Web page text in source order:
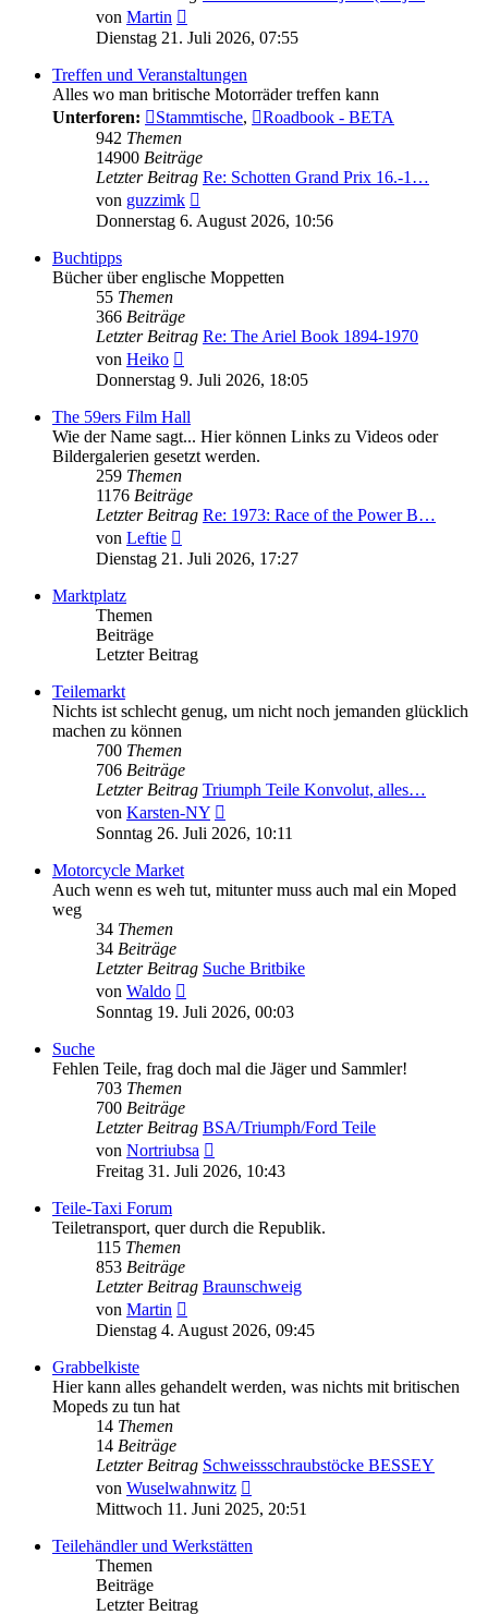
von Martin
Beitrag
Dienstag 21. Juli 2026, 07:55
Treffen und Veranstaltungen
Alles wo man britische Motorräder treffen kann
Unterforen:
Stammtische,
Roadbook - BETA
942 Themen
14900 Beiträge
Letzter Beitrag Re: Schotten Grand Prix 16.-1…
von guzzimk
Beitrag
Donnerstag 6. August 2026, 10:56
Buchtipps
Bücher über englische Moppetten
55 Themen
366 Beiträge
Letzter Beitrag Re: The Ariel Book 1894-1970
von Heiko
Beitrag
Donnerstag 9. Juli 2026, 18:05
The 59ers Film Hall
Wie der Name sagt... Hier können Links zu Videos oder
Bildergalerien gesetzt werden.
259 Themen
1176 Beiträge
Letzter Beitrag Re: 1973: Race of the Power B…
von Leftie
Beitrag
Dienstag 21. Juli 2026, 17:27
Marktplatz
Themen
Beiträge
Letzter Beitrag
Teilemarkt
Nichts ist schlecht genug, um nicht noch jemanden glücklich
machen zu können
700 Themen
706 Beiträge
Letzter Beitrag Triumph Teile Konvolut, alles…
von Karsten-NY
Beitrag
Sonntag 26. Juli 2026, 10:11
Motorcycle Market
Auch wenn es weh tut, mitunter muss auch mal ein Moped
weg
34 Themen
34 Beiträge
Letzter Beitrag Suche Britbike
von Waldo
Beitrag
Sonntag 19. Juli 2026, 00:03
Suche
Fehlen Teile, frag doch mal die Jäger und Sammler!
703 Themen
700 Beiträge
Letzter Beitrag BSA/Triumph/Ford Teile
von Nortriubsa
Beitrag
Freitag 31. Juli 2026, 10:43
Teile-Taxi Forum
Teiletransport, quer durch die Republik.
115 Themen
853 Beiträge
Letzter Beitrag Braunschweig
von Martin
Beitrag
Dienstag 4. August 2026, 09:45
Grabbelkiste
Hier kann alles gehandelt werden, was nichts mit britischen
Mopeds zu tun hat
14 Themen
14 Beiträge
Letzter Beitrag Schweissschraubstöcke BESSEY
von Wuselwahnwitz
Beitrag
Mittwoch 11. Juni 2025, 20:51
Teilehändler und Werkstätten
Themen
Beiträge
Letzter Beitrag